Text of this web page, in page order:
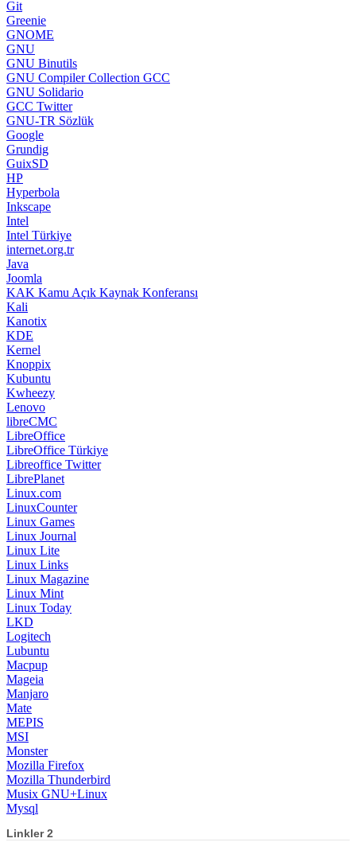
Git
Greenie
GNOME
GNU
GNU Binutils
GNU Compiler Collection GCC
GNU Solidario
GCC Twitter
GNU-TR Sözlük
Google
Grundig
GuixSD
HP
Hyperbola
Inkscape
Intel
Intel Türkiye
internet.org.tr
Java
Joomla
KAK Kamu Açık Kaynak Konferansı
Kali
Kanotix
KDE
Kernel
Knoppix
Kubuntu
Kwheezy
Lenovo
libreCMC
LibreOffice
LibreOffice Türkiye
Libreoffice Twitter
LibrePlanet
Linux.com
LinuxCounter
Linux Games
Linux Journal
Linux Lite
Linux Links
Linux Magazine
Linux Mint
Linux Today
LKD
Logitech
Lubuntu
Macpup
Mageia
Manjaro
Mate
MEPIS
MSI
Monster
Mozilla Firefox
Mozilla Thunderbird
Musix GNU+Linux
Mysql
Linkler 2